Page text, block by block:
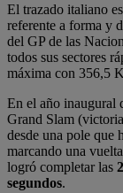
El trazado italiano
referente a forma y
del GP de las
todos sus sectores
máxima con 356,5
En el año inaugural
Grand Slam
desde una pole que
marcando una
logró completar las
segundos.